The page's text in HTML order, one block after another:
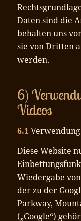
Daten sind die
behalten uns
sie von Dritten
werden.
6)
Videos
6.1
Diese Website
Wiedergabe
der zu der
Parkway,
(„Google“)